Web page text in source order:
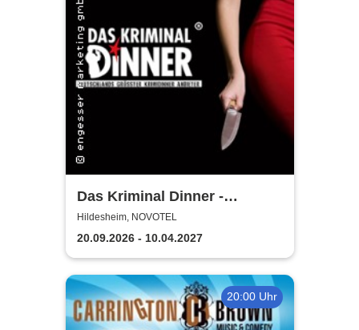
Das Kriminal Dinner -
Hauptkommissar Schröder
ermittelt
Hildesheim, NOVOTEL
20.09.2026 - 10.04.2027
20:00 Uhr